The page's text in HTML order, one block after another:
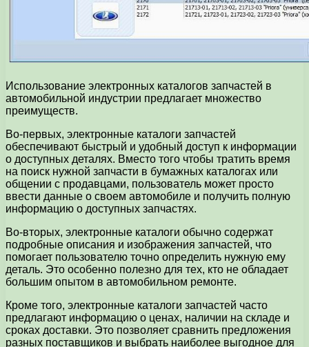
Использование электронных каталогов запчастей в
автомобильной индустрии предлагает множество
преимуществ.
Во-первых, электронные каталоги запчастей
обеспечивают быстрый и удобный доступ к информации
о доступных деталях. Вместо того чтобы тратить время
на поиск нужной запчасти в бумажных каталогах или
общении с продавцами, пользователь может просто
ввести данные о своем автомобиле и получить полную
информацию о доступных запчастях.
Во-вторых, электронные каталоги обычно содержат
подробные описания и изображения запчастей, что
помогает пользователю точно определить нужную ему
деталь. Это особенно полезно для тех, кто не обладает
большим опытом в автомобильном ремонте.
Кроме того, электронные каталоги запчастей часто
предлагают информацию о ценах, наличии на складе и
сроках доставки. Это позволяет сравнить предложения
разных поставщиков и выбрать наиболее выгодное для